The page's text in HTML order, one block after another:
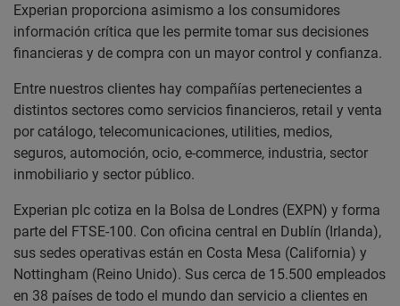
Experian proporciona asimismo a los consumidores
información crítica que les permite tomar sus decisiones
financieras y de compra con un mayor control y confianza.
Entre nuestros clientes hay compañías pertenecientes a
distintos sectores como servicios financieros, retail y venta
por catálogo, telecomunicaciones, utilities, medios,
seguros, automoción, ocio, e-commerce, industria, sector
inmobiliario y sector público.
Experian plc cotiza en la Bolsa de Londres (EXPN) y forma
parte del FTSE-100. Con oficina central en Dublín (Irlanda),
sus sedes operativas están en Costa Mesa (California) y
Nottingham (Reino Unido). Sus cerca de 15.500 empleados
en 38 países de todo el mundo dan servicio a clientes en